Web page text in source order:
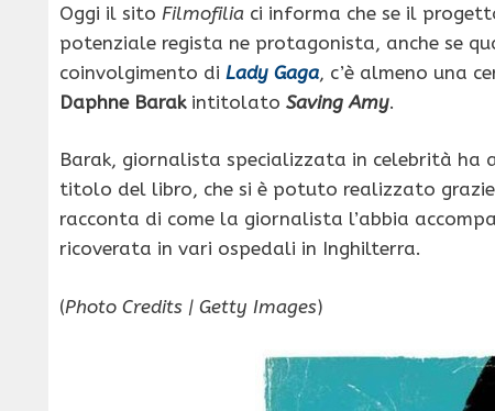
Oggi il sito Filmofilia ci informa che se il
potenziale regista ne protagonista, anche se
coinvolgimento di Lady Gaga, c’è almeno una
Daphne Barakintitolato Saving Amy.
Barak, giornalista specializzata in celebrità ha
titolo del libro, che si è potuto realizzato grazie
racconta di come la giornalista l’abbia
ricoverata in vari ospedali in Inghilterra.
(Photo Credits | Getty Images)